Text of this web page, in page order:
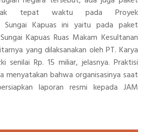
tepat waktu pada Proyek
Sungai Kapuas ini yaitu pada paket
Kapuas Ruas Makam Kesultanan
yang dilaksanakan oleh PT. Karya
senilai Rp. 15 miliar, jelasnya. Praktisi
menyatakan bahwa organisasinya saat
laporan resmi kepada JAM